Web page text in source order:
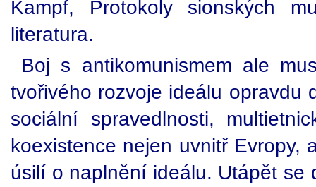
Kampf, Protokoly sionských
literatura.
Boj s antikomunismem ale
tvořivého rozvoje ideálu opravdu
sociální spravedlnosti,
koexistence nejen uvnitř Evropy,
úsilí o naplnění ideálu. Utápět se